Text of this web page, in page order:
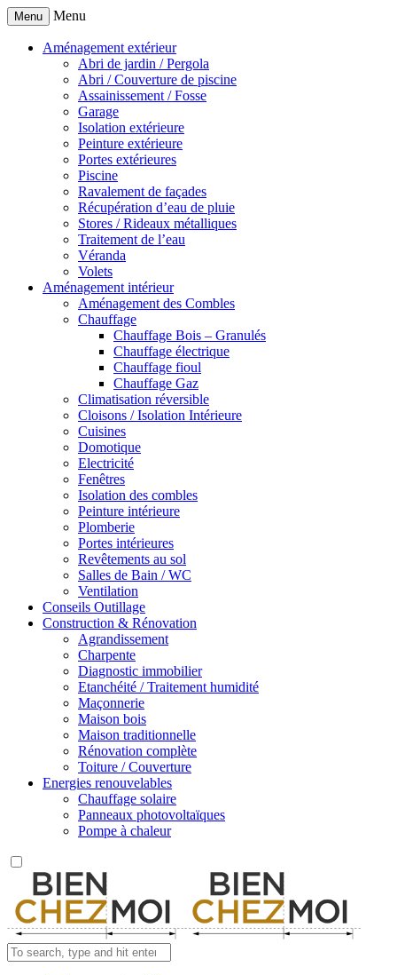
Menu Menu
Aménagement extérieur
Abri de jardin / Pergola
Abri / Couverture de piscine
Assainissement / Fosse
Garage
Isolation extérieure
Peinture extérieure
Portes extérieures
Piscine
Ravalement de façades
Récupération d’eau de pluie
Stores / Rideaux métalliques
Traitement de l’eau
Véranda
Volets
Aménagement intérieur
Aménagement des Combles
Chauffage
Chauffage Bois – Granulés
Chauffage électrique
Chauffage fioul
Chauffage Gaz
Climatisation réversible
Cloisons / Isolation Intérieure
Cuisines
Domotique
Electricité
Fenêtres
Isolation des combles
Peinture intérieure
Plomberie
Portes intérieures
Revêtements au sol
Salles de Bain / WC
Ventilation
Conseils Outillage
Construction & Rénovation
Agrandissement
Charpente
Diagnostic immobilier
Etanchéité / Traitement humidité
Maçonnerie
Maison bois
Maison traditionnelle
Rénovation complète
Toiture / Couverture
Energies renouvelables
Chauffage solaire
Panneaux photovoltaïques
Pompe à chaleur